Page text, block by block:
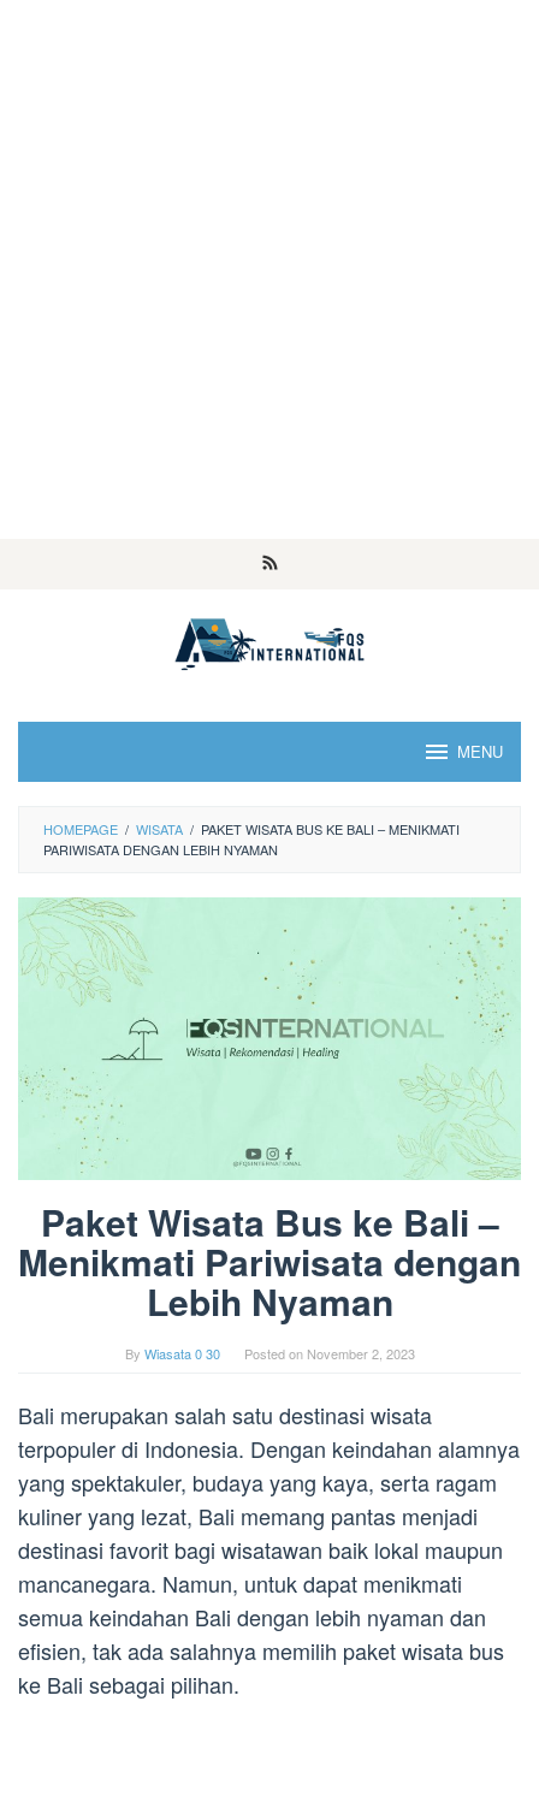
MENU
HOMEPAGE / WISATA / PAKET WISATA BUS KE BALI – MENIKMATI
PARIWISATA DENGAN LEBIH NYAMAN
Paket Wisata Bus ke Bali –
Menikmati Pariwisata dengan
Lebih Nyaman
By Wiasata 0 30 Posted on November 2, 2023
Bali merupakan salah satu destinasi wisata
terpopuler di Indonesia. Dengan keindahan alamnya
yang spektakuler, budaya yang kaya, serta ragam
kuliner yang lezat, Bali memang pantas menjadi
destinasi favorit bagi wisatawan baik lokal maupun
mancanegara. Namun, untuk dapat menikmati
semua keindahan Bali dengan lebih nyaman dan
efisien, tak ada salahnya memilih paket wisata bus
ke Bali sebagai pilihan.